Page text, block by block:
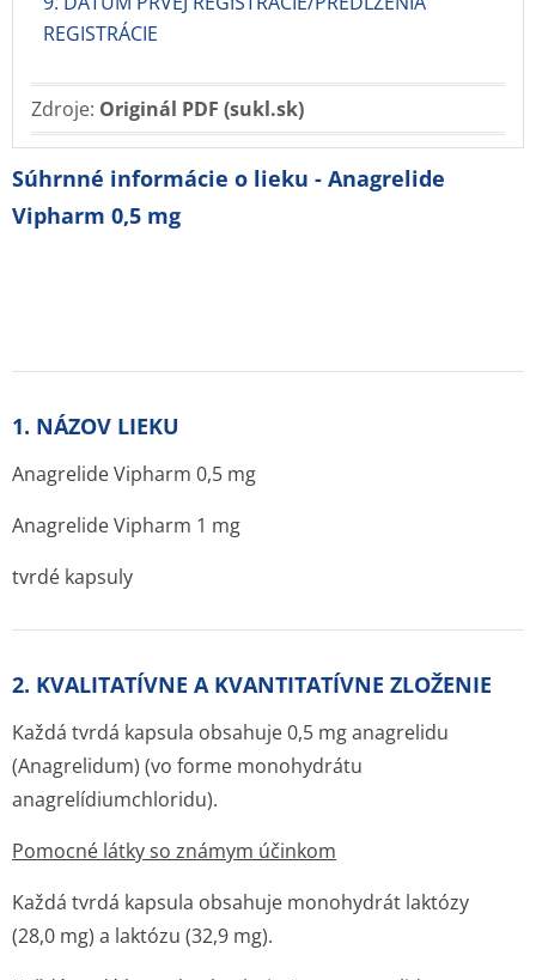
REGISTRÁCIE
Zdroje: Originál PDF (sukl.sk)
Súhrnné informácie o lieku - Anagrelide
Vipharm 0,5 mg
1. NÁZOV LIEKU
Anagrelide Vipharm 0,5 mg
Anagrelide Vipharm 1 mg
tvrdé kapsuly
2. KVALITATÍVNE A KVANTITATÍVNE ZLOŽENIE
Každá tvrdá kapsula obsahuje 0,5 mg anagrelidu
(Anagrelidum) (vo forme monohydrátu
anagrelídiumchlo­ridu).
Pomocné látky so známym účinkom
Každá tvrdá kapsula obsahuje monohydrát laktózy
(28,0 mg) a laktózu (32,9 mg).